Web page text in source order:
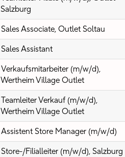
Salzburg
Sales Associate, Outlet Soltau
Sales Assistant
Verkaufsmitarbeiter (m/w/d),
Wertheim Village Outlet
Teamleiter Verkauf (m/w/d),
Wertheim Village Outlet
Assistent Store Manager (m/w/d)
Store-/Filialleiter (m/w/d), Salzburg